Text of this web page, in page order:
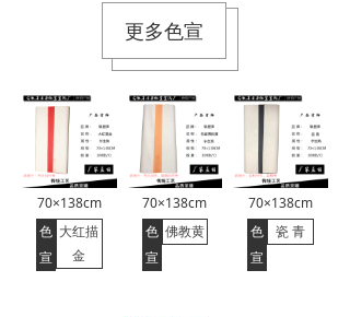
更多色宣
70×138cm
色
宣
大红描
金
70×138cm
色
宣
佛教黄
70×138cm
色
宣
瓷 青